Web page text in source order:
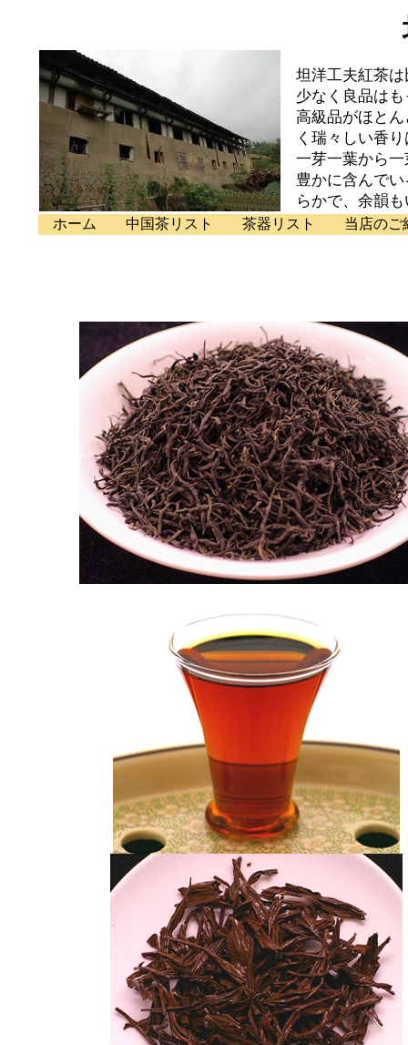
坦洋工夫紅茶
少なく良品は
高級品がほと
く瑞々しい香
一芽一葉から
豊かに含んで
らかで、余韻
ホーム 中国茶リスト 茶器リスト 当店のご